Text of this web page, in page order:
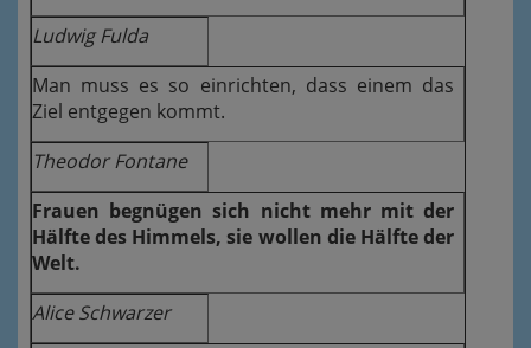
Ludwig Fulda
Man muss es so einrichten, dass einem das
Ziel entgegen kommt.
Theodor Fontane
Frauen begnügen sich nicht mehr mit der
Hälfte des Himmels, sie wollen die Hälfte der
Welt.
Alice Schwarzer